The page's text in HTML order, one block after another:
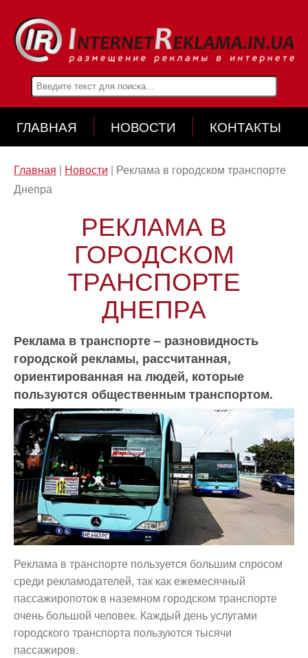
ГЛАВНАЯ НОВОСТИ КОНТАКТЫ
Главная | Новости | Реклама в городском транспорте
Днепра
РЕКЛАМА В
ГОРОДСКОМ
ТРАНСПОРТЕ
ДНЕПРА
Реклама в транспорте – разновидность
городской рекламы, рассчитанная,
ориентированная на людей, которые
пользуются общественным транспортом.
Реклама в транспорте пользуется большим спросом
среди рекламодателей, так как ежемесячный
пассажиропоток в наземном городском транспорте
очень большой человек. Каждый день услугами
городского транспорта пользуются тысячи
пассажиров.